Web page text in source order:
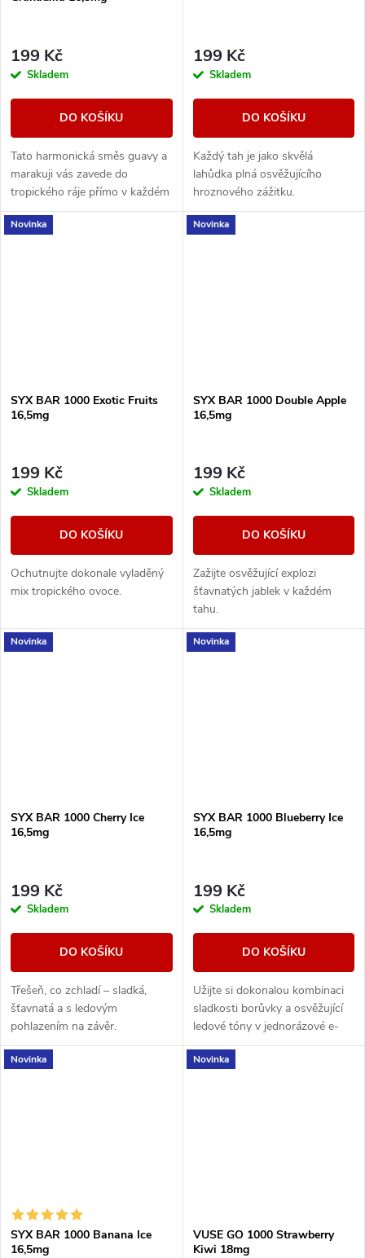
199 Kč
Skladem
DO KOŠÍKU
Tato harmonická směs guavy a
marakuji vás zavede do
tropického ráje přímo v každém
potahu.
199 Kč
Skladem
DO KOŠÍKU
Každý tah je jako skvělá
lahůdka plná osvěžujícího
hroznového zážitku.
Novinka
SYX BAR 1000 Exotic Fruits
16,5mg
199 Kč
Skladem
DO KOŠÍKU
Ochutnujte dokonale vyladěný
mix tropického ovoce.
Novinka
SYX BAR 1000 Double Apple
16,5mg
199 Kč
Skladem
DO KOŠÍKU
Zažijte osvěžující explozi
šťavnatých jablek v každém
tahu.
Novinka
SYX BAR 1000 Cherry Ice
16,5mg
199 Kč
Skladem
DO KOŠÍKU
Třešeň, co zchladí – sladká,
šťavnatá a s ledovým
pohlazením na závěr.
Novinka
SYX BAR 1000 Blueberry Ice
16,5mg
199 Kč
Skladem
DO KOŠÍKU
Užijte si dokonalou kombinaci
sladkosti borůvky a osvěžující
ledové tóny v jednorázové e-
cigaretě SYX BAR Blueberry
Ice.
Novinka
SYX BAR 1000 Banana Ice
16,5mg
Novinka
VUSE GO 1000 Strawberry
Kiwi 18mg